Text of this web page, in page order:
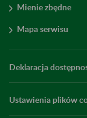
Mienie zbędne
Mapa serwisu
Deklaracja
Ustawienia plików